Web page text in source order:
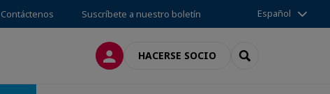
Contáctenos Suscríbete a nuestro boletín Español
CONECTARSE
HACERSE SOCIO SEARCH